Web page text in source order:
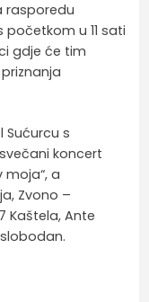
rasporedu
u 11 sati
gdje će tim
Sućurcu s
koncert
moja“, a
Zvono –
Kaštela, Ante